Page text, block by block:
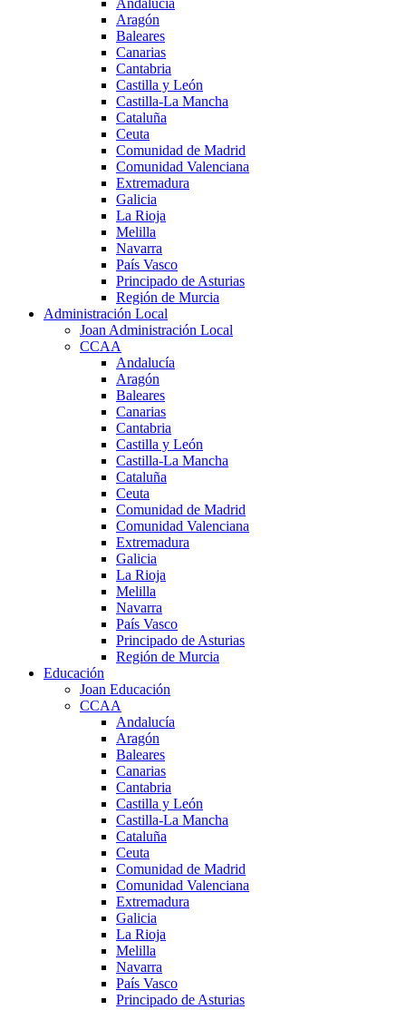
Aragón
Baleares
Canarias
Cantabria
Castilla y León
Castilla-La Mancha
Cataluña
Ceuta
Comunidad de Madrid
Comunidad Valenciana
Extremadura
Galicia
La Rioja
Melilla
Navarra
País Vasco
Principado de Asturias
Región de Murcia
Administración Local
Joan Administración Local
CCAA
Andalucía
Aragón
Baleares
Canarias
Cantabria
Castilla y León
Castilla-La Mancha
Cataluña
Ceuta
Comunidad de Madrid
Comunidad Valenciana
Extremadura
Galicia
La Rioja
Melilla
Navarra
País Vasco
Principado de Asturias
Región de Murcia
Educación
Joan Educación
CCAA
Andalucía
Aragón
Baleares
Canarias
Cantabria
Castilla y León
Castilla-La Mancha
Cataluña
Ceuta
Comunidad de Madrid
Comunidad Valenciana
Extremadura
Galicia
La Rioja
Melilla
Navarra
País Vasco
Principado de Asturias